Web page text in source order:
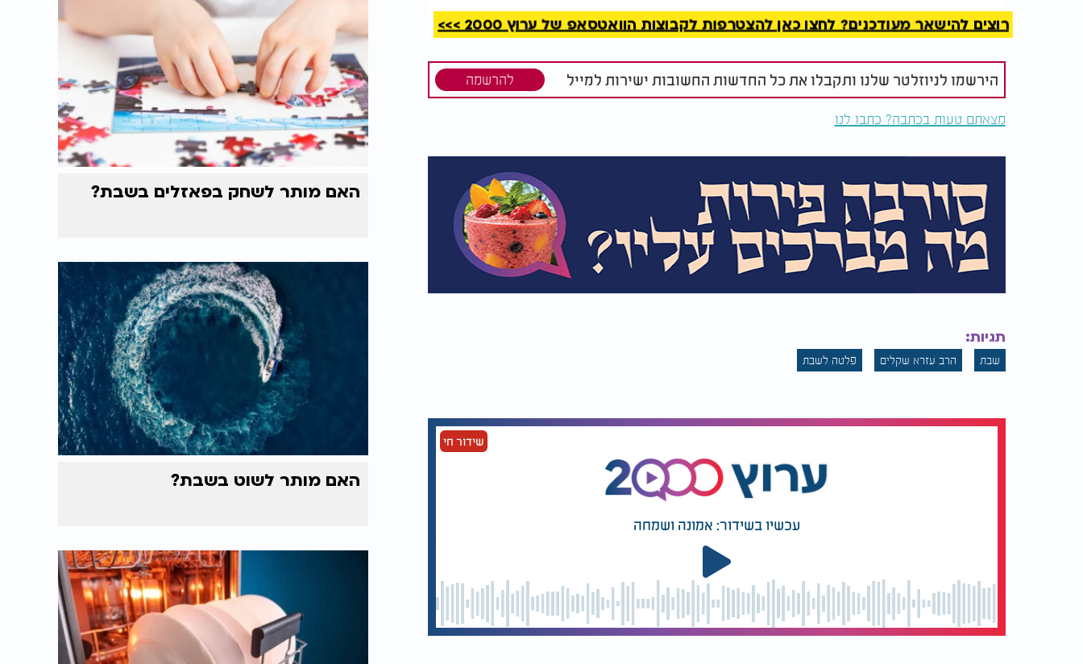
האם מותר להאריך שעון שבת? הזזת והארכת זיזים בשעון שבת בשבת - הרב עזרא שקלים:
רוצים להישאר מעודכנים? לחצו כאן להצטרפות לקבוצות הוואטסאפ של ערוץ 2000 >>>
הירשמו לניוזלטר שלנו ותקבלו את כל החדשות החשובות ישירות למייל להרשמה
מצאתם טעות בכתבה? כתבו לנו
תגיות:
שבת הרב עזרא שקלים פלטה לשבת
שידור חי
עכשיו בשידור: אמונה ושמחה
האם מותר לשחק בפאזלים בשבת?
האם מותר לשוט בשבת?